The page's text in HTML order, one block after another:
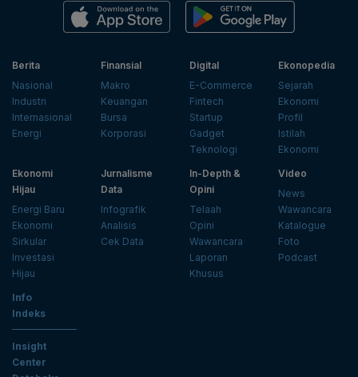
Berita
Nasional
Industri
Internasional
Energi
Finansial
Makro
Keuangan
Bursa
Korporasi
Digital
E-Commerce
Fintech
Startup
Gadget
Teknologi
Ekonopedia
Sejarah
Ekonomi
Profil
Istilah
Ekonomi
Ekonomi
Hijau
Energi Baru
Ekonomi
Sirkular
Investasi
Hijau
Jurnalisme
Data
Infografik
Analisis
Cek Data
In-Depth &
Opini
Telaah
Opini
Wawancara
Laporan
Khusus
Video
News
Wawancara
Katalogue
Foto
Podcast
Info
Indeks
Insight
Center